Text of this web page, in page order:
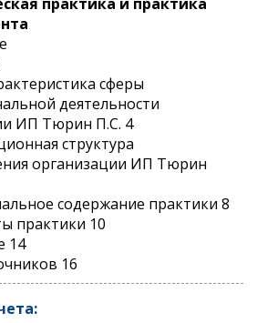
сферы
деятельности
ИП Тюрин П.С. 4
структура
организации ИП Тюрин
содержание практики 8
практики 10
14
16